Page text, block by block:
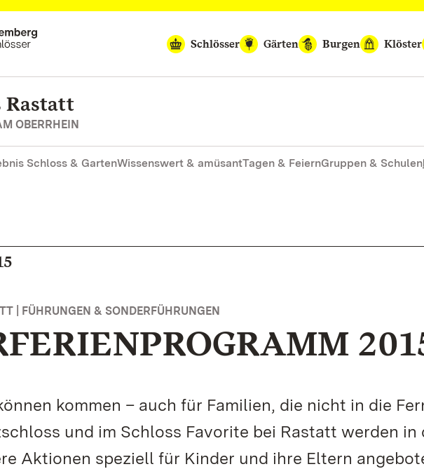
Schlösser
Gärten Burgen Klöster
Rastatt
OBERRHEIN
Schloss & GartenWissenswert & amüsantTagen & FeiernGruppen & Schulen
| FÜHRUNGEN & SONDERFÜHRUNGEN
kommen – auch für Familien, die nicht in die
und im Schloss Favorite bei Rastatt werden in
Aktionen speziell für Kinder und ihre Eltern